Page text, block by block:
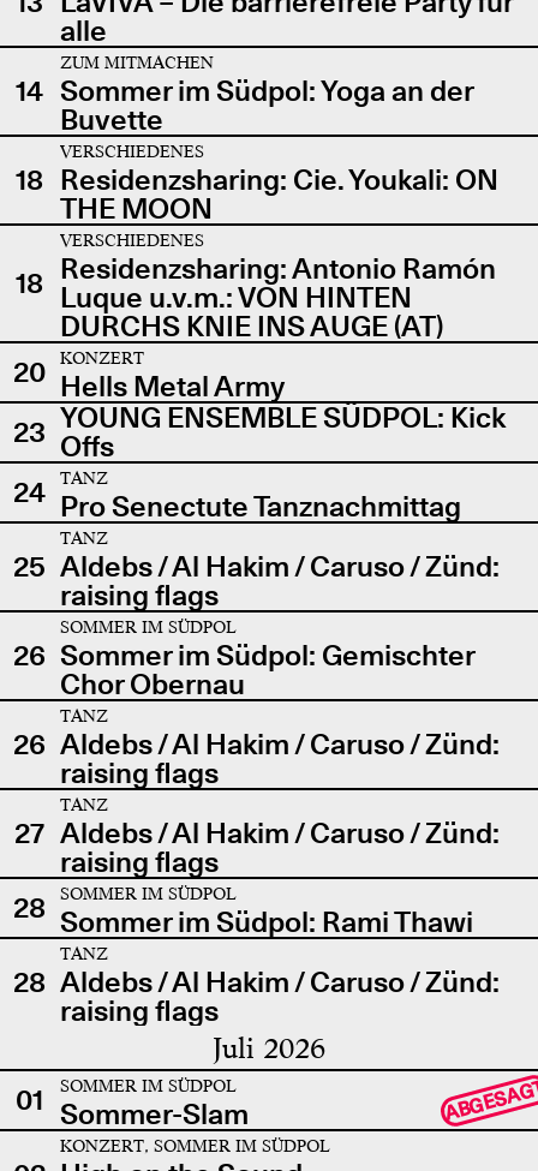
alle
14
ZUM MITMACHEN
Sommer im Südpol: Yoga an der
Buvette
18
VERSCHIEDENES
Residenzsharing: Cie. Youkali: ON
THE MOON
18
VERSCHIEDENES
Residenzsharing: Antonio Ramón
Luque u.v.m.: VON HINTEN
DURCHS KNIE INS AUGE (AT)
20
KONZERT
Hells Metal Army
23 YOUNG ENSEMBLE SÜDPOL: Kick
Offs
24
TANZ
Pro Senectute Tanznachmittag
25
TANZ
Aldebs / Al Hakim / Caruso / Zünd:
raising flags
26
SOMMER IM SÜDPOL
Sommer im Südpol: Gemischter
Chor Obernau
26
TANZ
Aldebs / Al Hakim / Caruso / Zünd:
raising flags
27
TANZ
Aldebs / Al Hakim / Caruso / Zünd:
raising flags
28
SOMMER IM SÜDPOL
Sommer im Südpol: Rami Thawi
28
TANZ
Aldebs / Al Hakim / Caruso / Zünd:
raising flags
Juli 2026
01 SOMMER IM SÜDPOL
Sommer-Slam
KONZERT, SOMMER IM SÜDPOL